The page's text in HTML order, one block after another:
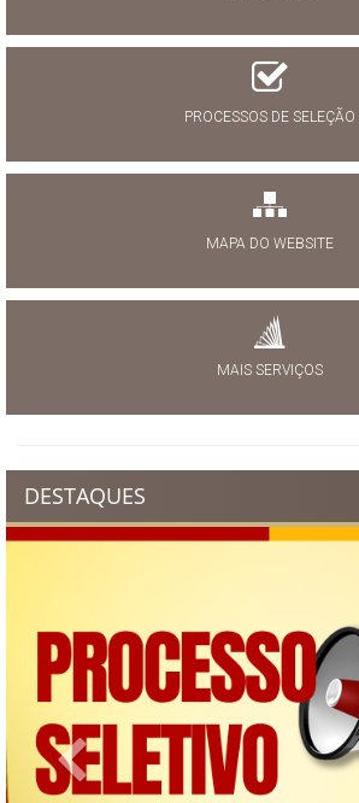
PROCESSOS DE SELEÇÃO
MAPA DO WEBSITE
MAIS SERVIÇOS
DESTAQUES
Previous